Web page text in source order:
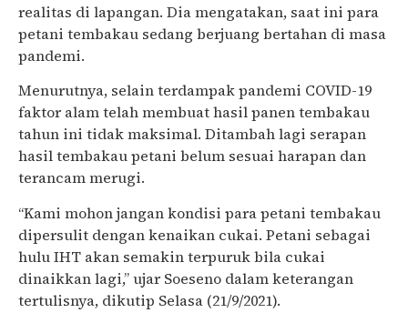
realitas di lapangan. Dia mengatakan, saat ini para
petani tembakau sedang berjuang bertahan di masa
pandemi.
Menurutnya, selain terdampak pandemi COVID-19
faktor alam telah membuat hasil panen tembakau
tahun ini tidak maksimal. Ditambah lagi serapan
hasil tembakau petani belum sesuai harapan dan
terancam merugi.
“Kami mohon jangan kondisi para petani tembakau
dipersulit dengan kenaikan cukai. Petani sebagai
hulu IHT akan semakin terpuruk bila cukai
dinaikkan lagi,” ujar Soeseno dalam keterangan
tertulisnya, dikutip Selasa (21/9/2021).